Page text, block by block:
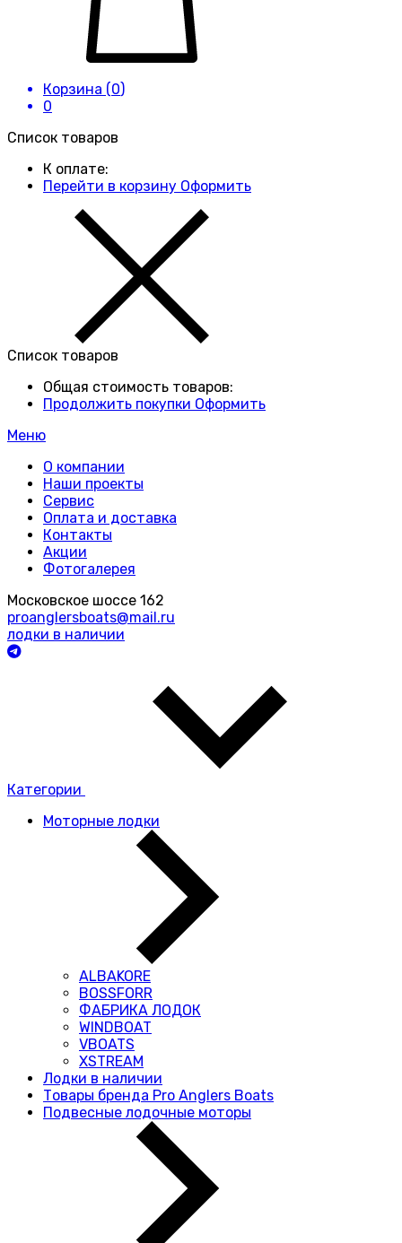
Корзина (0)
0
Список товаров
К оплате:
Перейти в корзину Оформить
Список товаров
Общая стоимость товаров:
Продолжить покупки Оформить
Меню
О компании
Наши проекты
Сервис
Оплата и доставка
Контакты
Акции
Фотогалерея
Московское шоссе 162
proanglersboats@mail.ru
лодки в наличии
Категории
Моторные лодки
ALBAKORE
BOSSFORR
ФАБРИКА ЛОДОК
WINDBOAT
VBOATS
XSTREAM
Лодки в наличии
Товары бренда Pro Anglers Boats
Подвесные лодочные моторы